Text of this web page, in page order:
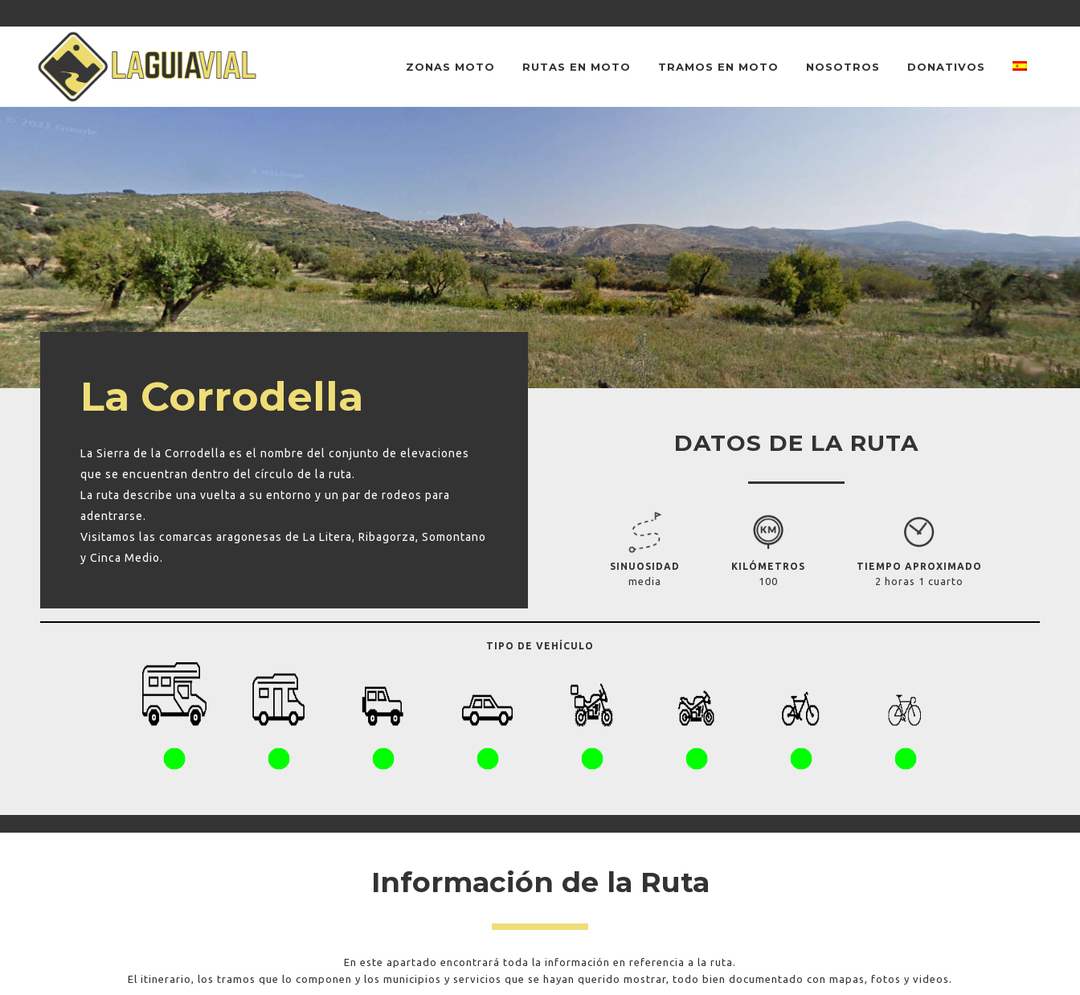
ZONAS MOTO RUTAS EN MOTO TRAMOS EN MOTO NOSOTROS DONATIVOS
La Corrodella
La Sierra de la Corrodella es el nombre del conjunto de elevaciones
que se encuentran dentro del círculo de la ruta.
La ruta describe una vuelta a su entorno y un par de rodeos para
adentrarse.
Visitamos las comarcas aragonesas de La Litera, Ribagorza, Somontano
y Cinca Medio.
DATOS DE LA RUTA
SINUOSIDAD
media
KILÓMETROS
100
TIEMPO APROXIMADO
2 horas 1 cuarto
TIPO DE VEHÍCULO
Información de la Ruta
En este apartado encontrará toda la información en referencia a la ruta.
El itinerario, los tramos que lo componen y los municipios y servicios que se hayan querido mostrar, todo bien documentado con mapas, fotos y videos.